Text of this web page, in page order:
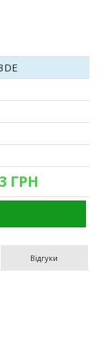
ГРН
Відгуки